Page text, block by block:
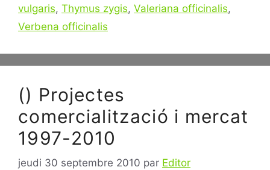
vulgaris, Thymus zygis, Valeriana officinalis,
Verbena officinalis
() Projectes
comercialització i mercat
1997-2010
jeudi 30 septembre 2010 par Editor